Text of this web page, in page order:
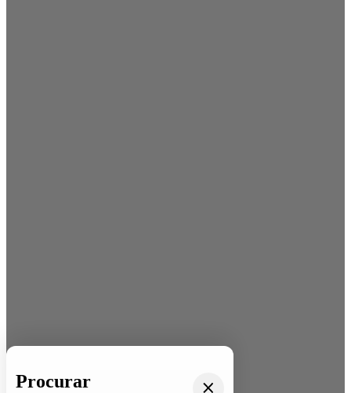
Procurar